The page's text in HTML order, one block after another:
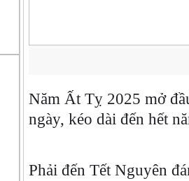
Năm Ất Tỵ 2025 mở
ngày, kéo dài đến hết
Phải đến Tết Nguyên